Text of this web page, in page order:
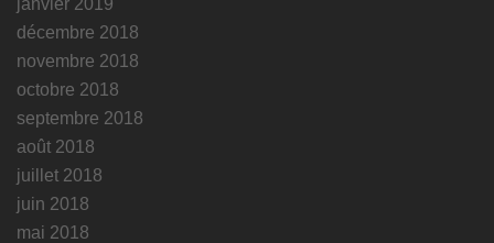
décembre 2018
novembre 2018
octobre 2018
septembre 2018
août 2018
juillet 2018
juin 2018
mai 2018